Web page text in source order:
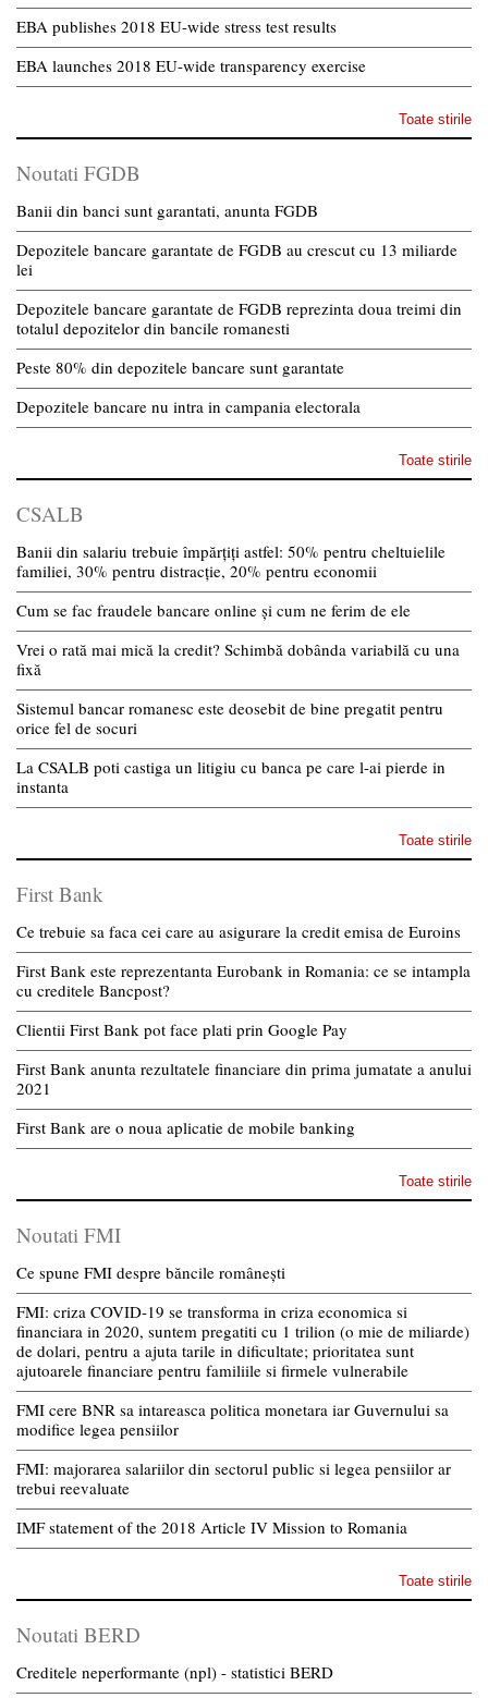
EBA publishes 2018 EU-wide stress test results
EBA launches 2018 EU-wide transparency exercise
Toate stirile
Noutati FGDB
Banii din banci sunt garantati, anunta FGDB
Depozitele bancare garantate de FGDB au crescut cu 13 miliarde
lei
Depozitele bancare garantate de FGDB reprezinta doua treimi din
totalul depozitelor din bancile romanesti
Peste 80% din depozitele bancare sunt garantate
Depozitele bancare nu intra in campania electorala
Toate stirile
CSALB
Banii din salariu trebuie împărțiți astfel: 50% pentru cheltuielile
familiei, 30% pentru distracție, 20% pentru economii
Cum se fac fraudele bancare online și cum ne ferim de ele
Vrei o rată mai mică la credit? Schimbă dobânda variabilă cu una
fixă
Sistemul bancar romanesc este deosebit de bine pregatit pentru
orice fel de socuri
La CSALB poti castiga un litigiu cu banca pe care l-ai pierde in
instanta
Toate stirile
First Bank
Ce trebuie sa faca cei care au asigurare la credit emisa de Euroins
First Bank este reprezentanta Eurobank in Romania: ce se intampla
cu creditele Bancpost?
Clientii First Bank pot face plati prin Google Pay
First Bank anunta rezultatele financiare din prima jumatate a anului
2021
First Bank are o noua aplicatie de mobile banking
Toate stirile
Noutati FMI
Ce spune FMI despre băncile românești
FMI: criza COVID-19 se transforma in criza economica si
financiara in 2020, suntem pregatiti cu 1 trilion (o mie de miliarde)
de dolari, pentru a ajuta tarile in dificultate; prioritatea sunt
ajutoarele financiare pentru familiile si firmele vulnerabile
FMI cere BNR sa intareasca politica monetara iar Guvernului sa
modifice legea pensiilor
FMI: majorarea salariilor din sectorul public si legea pensiilor ar
trebui reevaluate
IMF statement of the 2018 Article IV Mission to Romania
Toate stirile
Noutati BERD
Creditele neperformante (npl) - statistici BERD